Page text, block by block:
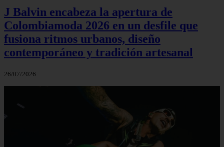
J Balvin encabeza la apertura de
Colombiamoda 2026 en un desfile que
fusiona ritmos urbanos, diseño
contemporáneo y tradición artesanal
26/07/2026